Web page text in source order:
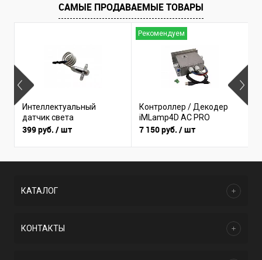
САМЫЕ ПРОДАВАЕМЫЕ ТОВАРЫ
Интеллектуальный
датчик света
399 руб. / шт
Рекомендуем
Контроллер / Декодер
iMLamp4D AC PRO
7 150 руб. / шт
КАТАЛОГ
КОНТАКТЫ